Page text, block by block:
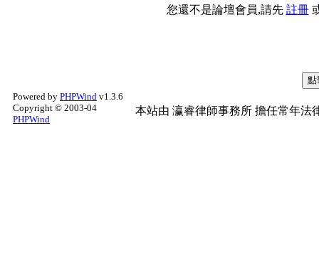
您還不是論壇會員,請先 註冊
Powered by PHPWind v1.3.6
Copyright © 2003-04
PHPWind
本站由 瀛睿律師事務所 擔任常年法